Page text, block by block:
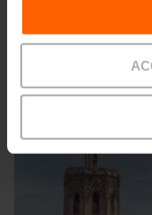
Een route